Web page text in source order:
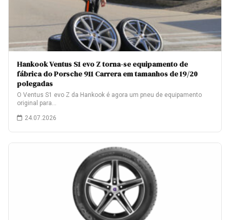
Hankook Ventus S1 evo Z torna-se equipamento de
fábrica do Porsche 911 Carrera em tamanhos de 19/20
polegadas
O Ventus S1 evo Z da Hankook é agora um pneu de equipamento
original para…
24.07.2026